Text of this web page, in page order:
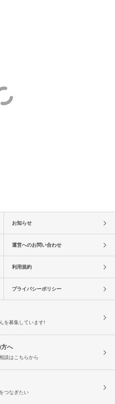
お知らせ
運営へのお問い合わせ
利用規約
プライバシーポリシー
を募集しています!
へ
談はこちらから
つなぎたい